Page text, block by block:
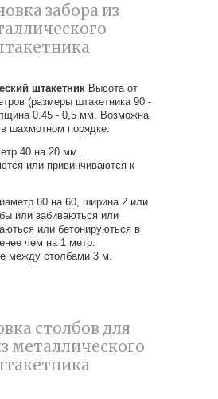
забора из
штакетникВысота от
(размеры штакетника 90 -
0.45 - 0,5 мм. Возможна
в шахмотном порядке.
40 на 20 мм.
или привинчиваются к
60 на 60, ширина 2 или
или забиваються или
или бетонируються в
чем на 1 метр.
между столбами 3 м.
столбов для
металлического